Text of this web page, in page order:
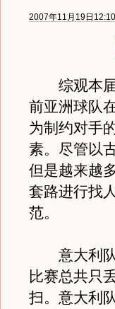
2007年11月19日12:10
综观本届
前亚洲球队
为制约对手
素。尽管以
但是越来越
套路进行找
范。
意大利队
比赛总共只
扫。意大利